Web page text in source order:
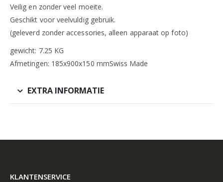
Veilig en zonder veel moeite.
Geschikt voor veelvuldig gebruik.
(geleverd zonder accessories, alleen apparaat op foto)
gewicht: 7.25 KG
Afmetingen: 185x900x150 mmSwiss Made
EXTRA INFORMATIE
KLANTENSERVICE